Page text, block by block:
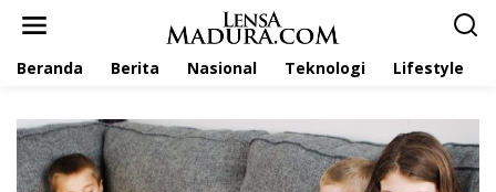
Beranda Berita Nasional Teknologi Lifestyle